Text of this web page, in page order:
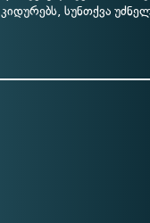
კიდურებს, სუნთქვა